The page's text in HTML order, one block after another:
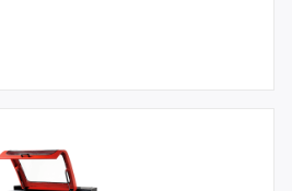
визуальной
быстро распознавать